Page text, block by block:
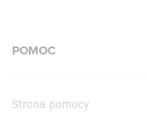
POMOC
Strona pomocy